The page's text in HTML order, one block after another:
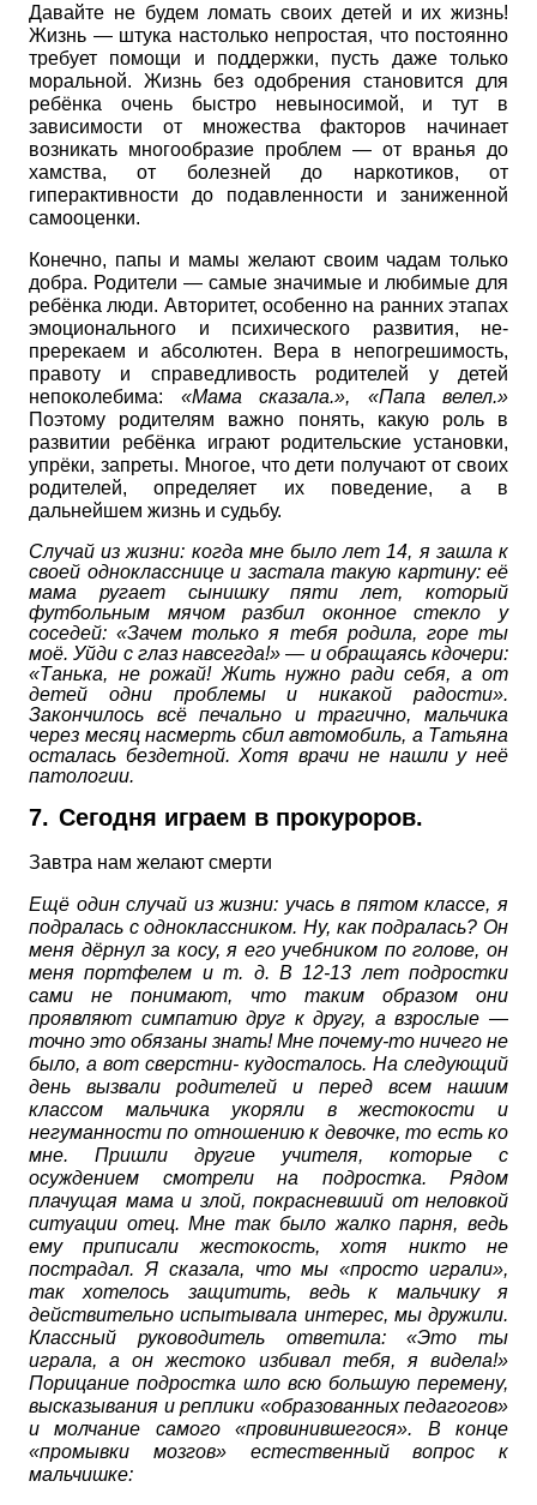
Давайте не будем ломать своих детей и их жизнь!
Жизнь — штука настолько непростая, что постоянно
требует помощи и поддержки, пусть даже только
моральной. Жизнь без одобрения становится для
ребёнка очень быстро невыносимой, и тут в
зависимости от множества факторов начинает
возникать многообразие проблем — от вранья до
хамства, от болезней до наркотиков, от
гиперактивности до подавленности и заниженной
самооценки.
Конечно, папы и мамы желают своим чадам только
добра. Родители — самые значимые и любимые для
ребёнка люди. Авторитет, особенно на ранних этапах
эмоционального и психического развития, не­
пререкаем и абсолютен. Вера в непогрешимость,
правоту и справедливость родителей у детей
непоколебима: «Мама сказала.», «Папа велел.»
Поэтому родителям важно понять, какую роль в
развитии ребёнка играют родительские установки,
упрёки, запреты. Многое, что дети получают от своих
родителей, определяет их поведение, а в
дальнейшем жизнь и судьбу.
Случай из жизни: когда мне было лет 14, я зашла к
своей однокласснице и застала такую картину: её
мама ругает сынишку пяти лет, который
футбольным мячом разбил оконное стекло у
соседей: «Зачем только я тебя родила, горе ты
моё. Уйди с глаз навсегда!» — и обращаясь кдочери:
«Танька, не рожай! Жить нужно ради себя, а от
детей одни проблемы и никакой радости».
Закончилось всё печально и трагично, мальчика
через месяц насмерть сбил автомобиль, а Татьяна
осталась бездетной. Хотя врачи не нашли у неё
патологии.
7. Сегодня играем в прокуроров.
Завтра нам желают смерти
Ещё один случай из жизни: учась в пятом классе, я
подралась с одноклассником. Ну, как подралась? Он
меня дёрнул за косу, я его учебником по голове, он
меня портфелем и т. д. В 12-13 лет подростки
сами не понимают, что таким образом они
проявляют симпатию друг к другу, а взрослые —
точно это обязаны знать! Мне почему-то ничего не
было, а вот сверстни- кудосталось. На следующий
день вызвали родителей и перед всем нашим
классом мальчика укоряли в жестокости и
негуманности по отношению к девочке, то есть ко
мне. Пришли другие учителя, которые с
осуждением смотрели на подростка. Рядом
плачущая мама и злой, покрасневший от неловкой
ситуации отец. Мне так было жалко парня, ведь
ему приписали жестокость, хотя никто не
пострадал. Я сказала, что мы «просто играли»,
так хотелось защитить, ведь к мальчику я
действительно испытывала интерес, мы дружили.
Классный руководитель ответила: «Это ты
играла, а он жестоко избивал тебя, я видела!»
Порицание подростка шло всю большую перемену,
высказывания и реплики «образованных педагогов»
и молчание самого «провинившегося». В конце
«промывки мозгов» естественный вопрос к
мальчишке: